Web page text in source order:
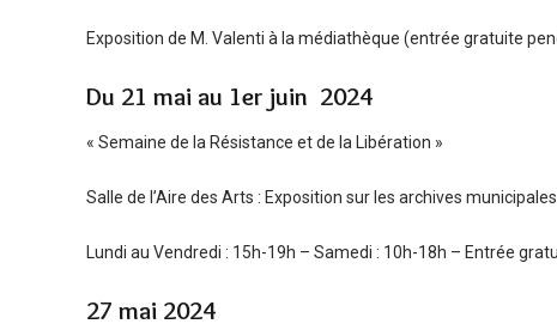
Exposition de M. Valenti à la médiathèque (entrée gratuite
Du 21 mai au 1er juin 2024
« Semaine de la Résistance et de la Libération »
Salle de l’Aire des Arts : Exposition sur les archives
Lundi au Vendredi : 15h-19h – Samedi : 10h-18h – Entrée
27 mai 2024